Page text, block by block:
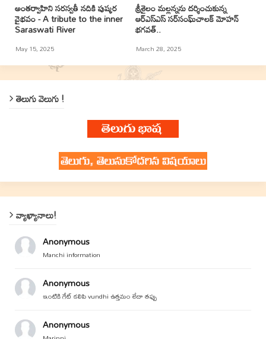
అంతర్వాహిని సరస్వతీ నదికి పుష్కర
వైభవం - A tribute to the inner
Saraswati River
May 15, 2025
శ్రీశైలం మల్లన్నను దర్శించుకున్న
ఆర్ఎస్ఎస్ సర్‌సంఘ్‌చాలక్ మోహన్
భగవత్..
March 28, 2025
తెలుగు వెలుగు !
వ్యాఖ్యానాలు!
Anonymous
Manchi information
Anonymous
ఇంటికి గేట్ కలిపి vundhi ఉత్తమం లేదా తప్పు
Anonymous